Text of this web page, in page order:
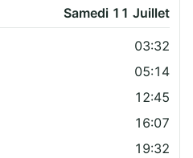
Samedi 11 Juillet
03:32
05:14
12:45
16:07
19:32